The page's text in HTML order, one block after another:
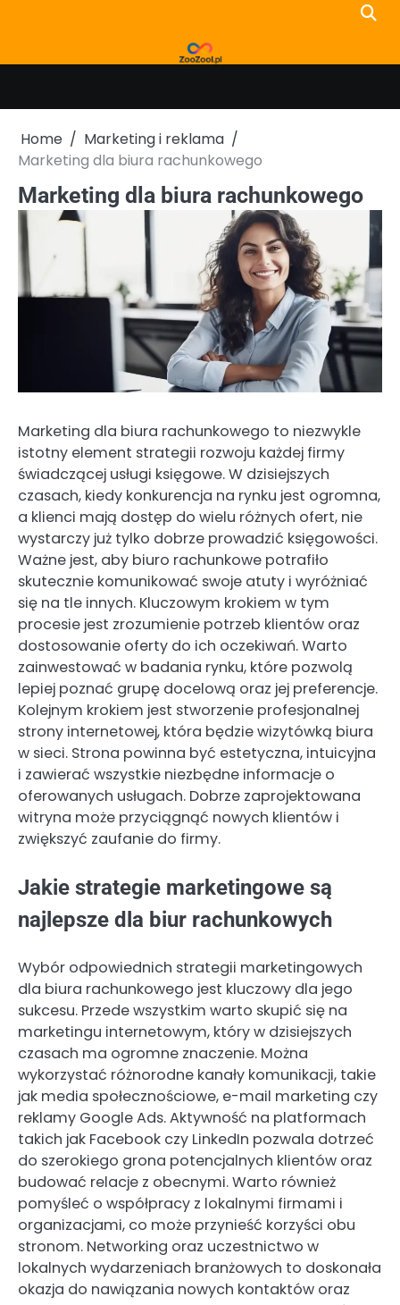
Home
Marketing i reklama
Marketing dla biura rachunkowego
Marketing dla biura rachunkowego
Marketing dla biura rachunkowego to niezwykle
istotny element strategii rozwoju każdej firmy
świadczącej usługi księgowe. W dzisiejszych
czasach, kiedy konkurencja na rynku jest ogromna,
a klienci mają dostęp do wielu różnych ofert, nie
wystarczy już tylko dobrze prowadzić księgowości.
Ważne jest, aby biuro rachunkowe potrafiło
skutecznie komunikować swoje atuty i wyróżniać
się na tle innych. Kluczowym krokiem w tym
procesie jest zrozumienie potrzeb klientów oraz
dostosowanie oferty do ich oczekiwań. Warto
zainwestować w badania rynku, które pozwolą
lepiej poznać grupę docelową oraz jej preferencje.
Kolejnym krokiem jest stworzenie profesjonalnej
strony internetowej, która będzie wizytówką biura
w sieci. Strona powinna być estetyczna, intuicyjna
i zawierać wszystkie niezbędne informacje o
oferowanych usługach. Dobrze zaprojektowana
witryna może przyciągnąć nowych klientów i
zwiększyć zaufanie do firmy.
Jakie strategie marketingowe są
najlepsze dla biur rachunkowych
Wybór odpowiednich strategii marketingowych
dla biura rachunkowego jest kluczowy dla jego
sukcesu. Przede wszystkim warto skupić się na
marketingu internetowym, który w dzisiejszych
czasach ma ogromne znaczenie. Można
wykorzystać różnorodne kanały komunikacji, takie
jak media społecznościowe, e-mail marketing czy
reklamy Google Ads. Aktywność na platformach
takich jak Facebook czy LinkedIn pozwala dotrzeć
do szerokiego grona potencjalnych klientów oraz
budować relacje z obecnymi. Warto również
pomyśleć o współpracy z lokalnymi firmami i
organizacjami, co może przynieść korzyści obu
stronom. Networking oraz uczestnictwo w
lokalnych wydarzeniach branżowych to doskonała
okazja do nawiązania nowych kontaktów oraz